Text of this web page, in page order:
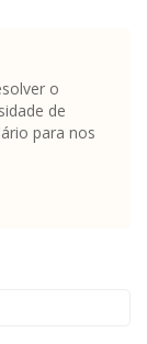
o
de
para nos